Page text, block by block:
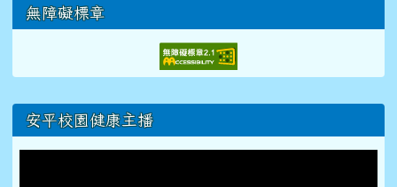
無障礙標章
右邊區域內容
安平校園健康主播